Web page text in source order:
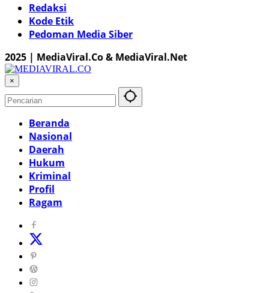
Redaksi
Kode Etik
Pedoman Media Siber
2025 | MediaViral.Co & MediaViral.Net
×
Beranda
Nasional
Daerah
Hukum
Kriminal
Profil
Ragam